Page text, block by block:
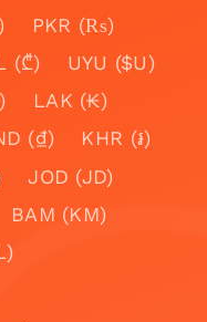
PKR (₨)
(₾)
UYU ($U)
LAK (₭)
(₫)
KHR (៛)
JOD (JD)
BAM (KM)